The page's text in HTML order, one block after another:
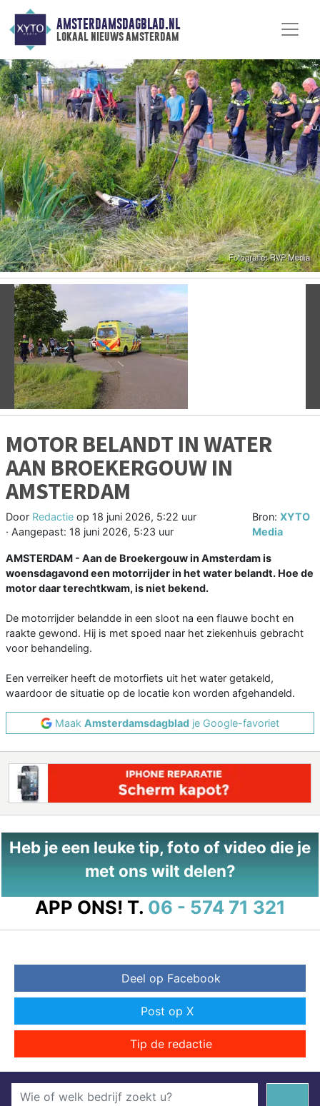
AMSTERDAMSDAGBLAD.NL
lokaal nieuws amsterdam
Vorige
MOTOR BELANDT IN WATER
AAN BROEKERGOUW IN
AMSTERDAM
Door Redactie op 18 juni 2026, 5:22 uur
· Aangepast: 18 juni 2026, 5:23 uur
Bron:XYTO
Media
AMSTERDAM - Aan de Broekergouw in Amsterdam is
woensdagavond een motorrijder in het water belandt. Hoe de
motor daar terechtkwam, is niet bekend.
De motorrijder belandde in een sloot na een flauwe bocht en
raakte gewond. Hij is met spoed naar het ziekenhuis gebracht
voor behandeling.
Een verreiker heeft de motorfiets uit het water getakeld,
waardoor de situatie op de locatie kon worden afgehandeld.
Maak Amsterdamsdagblad je Google-favoriet
Heb je een leuke tip, foto of video die je
met ons wilt delen?
APP ONS! T. 06 - 574 71 321
Deel op Facebook
Post op X
Tip de redactie